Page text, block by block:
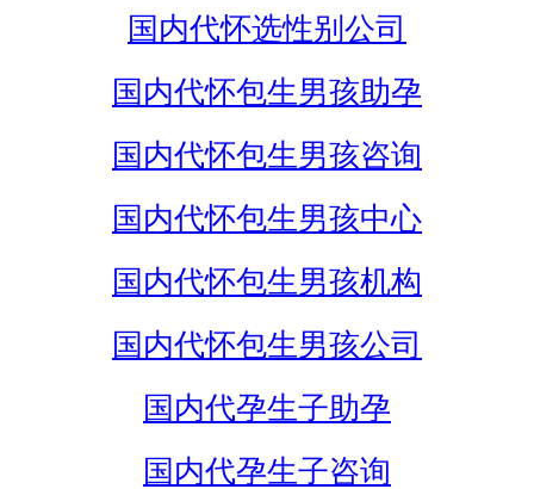
国内代怀选性别公司
国内代怀包生男孩助孕
国内代怀包生男孩咨询
国内代怀包生男孩中心
国内代怀包生男孩机构
国内代怀包生男孩公司
国内代孕生子助孕
国内代孕生子咨询